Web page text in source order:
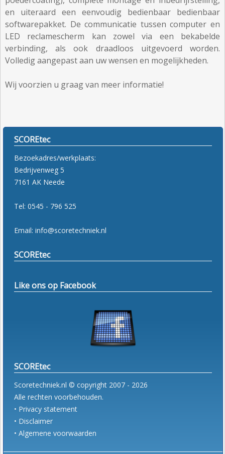
en uiteraard een eenvoudig bedienbaar bedienbaar
softwarepakket. De communicatie tussen computer en
LED reclamescherm kan zowel via een bekabelde
verbinding, als ook draadloos uitgevoerd worden.
Volledig aangepast aan uw wensen en mogelijkheden.
Wij voorzien u graag van meer informatie!
SCOREtec
Bezoekadres/werkplaats:
Bedrijvenweg 5
7161 AK Neede
Tel: 0545 - 796 525
Email: info@scoretechniek.nl
SCOREtec
Like ons op Facebook
SCOREtec
Scoretechniek.nl © copyright 2007 - 2026
Alle rechten voorbehouden.
• Privacy statement
• Disclaimer
• Algemene voorwaarden